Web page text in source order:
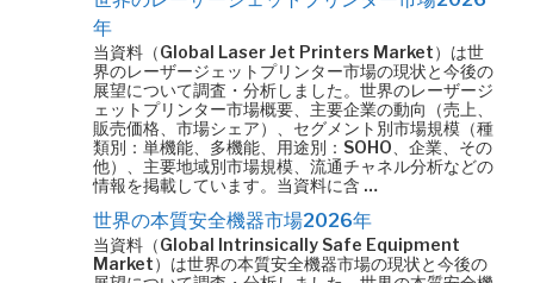
年
当資料（Global Laser Jet Printers Market）は世
界のレーザージェットプリンター市場の現状と今後の
展望について調査・分析しました。世界のレーザージ
ェットプリンター市場概要、主要企業の動向（売上、
販売価格、市場シェア）、セグメント別市場規模（種
類別：単機能、多機能、用途別：SOHO、企業、その
他）、主要地域別市場規模、流通チャネル分析などの
情報を掲載しています。当資料に含 …
世界の本質安全機器市場2026年
当資料（Global Intrinsically Safe Equipment
Market）は世界の本質安全機器市場の現状と今後の